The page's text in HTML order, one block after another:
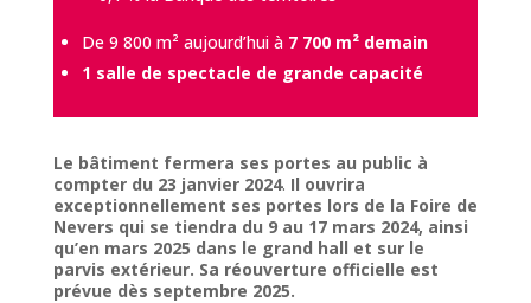
De 9 800 m² aujourd’hui à 7 700 m² demain
1 salle de spectacle de grande capacité
Le bâtiment fermera ses portes au public à
compter du 23 janvier 2024. Il ouvrira
exceptionnellement ses portes lors de la Foire de
Nevers qui se tiendra du 9 au 17 mars 2024, ainsi
qu’en mars 2025 dans le grand hall et sur le
parvis extérieur. Sa réouverture officielle est
prévue dès septembre 2025.